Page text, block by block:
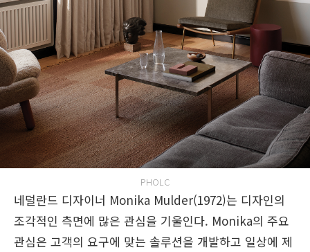
PHOLC
네덜란드 디자이너 Monika Mulder(1972)는 디자인의
조각적인 측면에 많은 관심을 기울인다. Monika의 주요
관심은 고객의 요구에 맞는 솔루션을 개발하고 일상에 제